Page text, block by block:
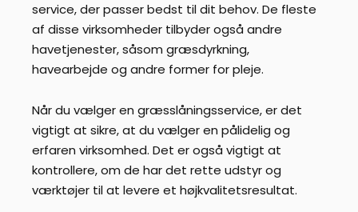
service, der passer bedst til dit behov. De fleste
af disse virksomheder tilbyder også andre
havetjenester, såsom græsdyrkning,
havearbejde og andre former for pleje.
Når du vælger en græsslåningsservice, er det
vigtigt at sikre, at du vælger en pålidelig og
erfaren virksomhed. Det er også vigtigt at
kontrollere, om de har det rette udstyr og
værktøjer til at levere et højkvalitetsresultat.